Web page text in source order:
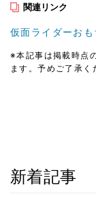
関連リンク
仮面ライダーお
※本記事は掲載時点
ます。予めご了承く
新着記事